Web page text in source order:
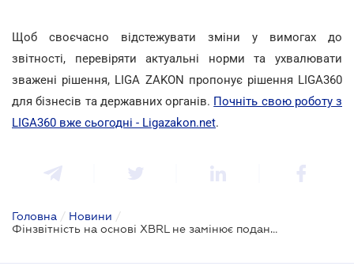
Щоб своєчасно відстежувати зміни у вимогах до
звітності, перевіряти актуальні норми та ухвалювати
зважені рішення, LIGA ZAKON пропонує рішення LIGA360
для бізнесів та державних органів. Почніть свою роботу з
LIGA360 вже сьогодні - Ligazakon.net.
Головна / Новини /
Фінзвітність на основі XBRL не замінює подання до ДПС – роз'яснення для підприємств на МСФЗ